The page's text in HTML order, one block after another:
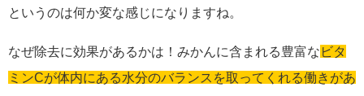
というのは何か変な感じになりますね。
なぜ除去に効果があるかは！みかんに含まれる豊富な ビタ
ミンCが体内にある水分のバランスを取ってくれる働きがあ